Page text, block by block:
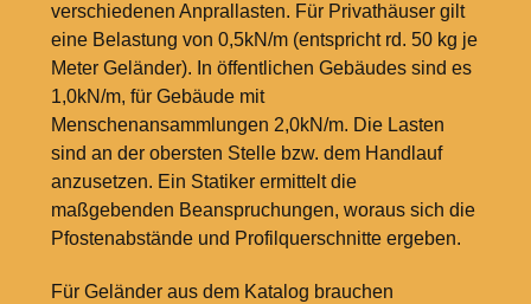
verschiedenen Anprallasten. Für Privathäuser gilt
eine Belastung von 0,5kN/m (entspricht rd. 50 kg je
Meter Geländer). In öffentlichen Gebäudes sind es
1,0kN/m, für Gebäude mit
Menschenansammlungen 2,0kN/m. Die Lasten
sind an der obersten Stelle bzw. dem Handlauf
anzusetzen. Ein Statiker ermittelt die
maßgebenden Beanspruchungen, woraus sich die
Pfostenabstände und Profilquerschnitte ergeben.
Für Geländer aus dem Katalog brauchen